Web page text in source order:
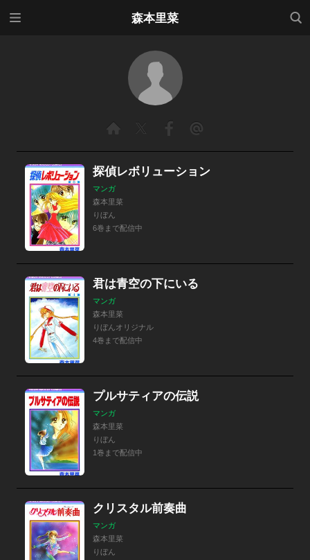
森本里菜
検索
探偵レボリューション
マンガ
森本里菜
りぼん
6巻まで配信中
君は青空の下にいる
マンガ
森本里菜
りぼんオリジナル
4巻まで配信中
プルサティアの伝説
マンガ
森本里菜
りぼん
1巻まで配信中
クリスタル前奏曲
マンガ
森本里菜
りぼん